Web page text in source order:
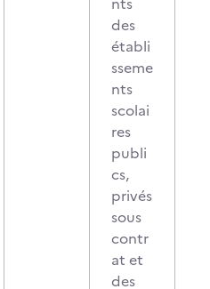
des
établi
sseme
nts
scolai
res
publi
cs,
privés
sous
contr
at et
des